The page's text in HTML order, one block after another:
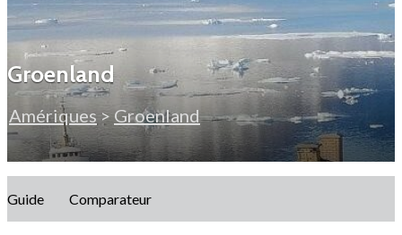
Groenland
Amériques > Groenland
Guide Comparateur